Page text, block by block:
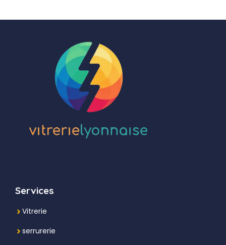
Services
Vitrerie
serrurerie